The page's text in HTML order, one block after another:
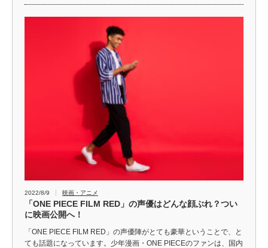
2022/8/9 映画・アニメ
「ONE PIECE FILM RED」の声優はどんな顔ぶれ？つい
に映画公開へ！
「ONE PIECE FILM RED」の声優陣がとても豪華ということで、と
ても話題になっています。少年漫画・ONE PIECEのファンは、国内